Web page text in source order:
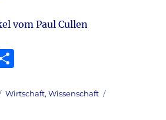
vom Paul Cullen
le
Kategorien
Wirtschaft,Wissenschaft